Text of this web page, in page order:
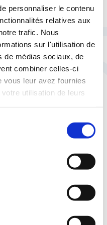
personnaliser le contenu
relatives aux
trafic. Nous
sur l'utilisation de
de médias sociaux, de
combiner celles-ci
vous leur avez fournies
utilisation de leurs
et service
le pouvoir